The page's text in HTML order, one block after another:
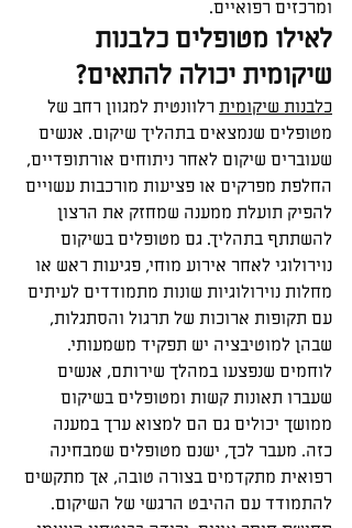
ומרכזים רפואיים.
לאילו מטופלים כלבנות
שיקומית יכולה להתאים?
כלבנות שיקומית רלוונטית למגוון רחב של
מטופלים שנמצאים בתהליך שיקום. אנשים
שעוברים שיקום לאחר ניתוחים אורתופדיים,
החלפת מפרקים או פציעות מורכבות עשויים
להפיק תועלת ממענה שמחזק את הרצון
להשתתף בתהליך. גם מטופלים בשיקום
נוירולוגי לאחר אירוע מוחי, פגיעות ראש או
מחלות נוירולוגיות שונות מתמודדים לעיתים
עם תקופות ארוכות של תרגול והסתגלות,
שבהן למוטיבציה יש תפקיד משמעותי.
לוחמים שנפצעו במהלך שירותם, אנשים
שעברו תאונות קשות ומטופלים בשיקום
ממושך יכולים גם הם למצוא ערך במענה
כזה. מעבר לכך, ישנם מטופלים שמבחינה
רפואית מתקדמים בצורה טובה, אך מתקשים
להתמודד עם ההיבט הרגשי של השיקום.